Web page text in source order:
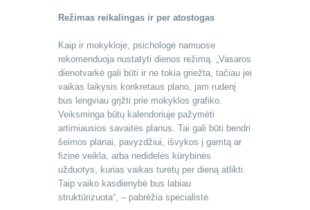
Režimas reikalingas ir per atostogas
Kaip ir mokykloje, psichologė namuose
rekomenduoja nustatyti dienos režimą. „Vasaros
dienotvarkė gali būti ir ne tokia griežta, tačiau jei
vaikas laikysis konkretaus plano, jam rudenį
bus lengviau grįžti prie mokyklos grafiko.
Veiksminga būtų kalendoriuje pažymėti
artimiausios savaitės planus. Tai gali būti bendri
šeimos planai, pavyzdžiui, išvykos į gamtą ar
fizinė veikla, arba nedidelės kūrybinės
užduotys, kurias vaikas turėtų per dieną atlikti.
Taip vaiko kasdienybė bus labiau
struktūrizuota“, – pabrėžia specialistė.